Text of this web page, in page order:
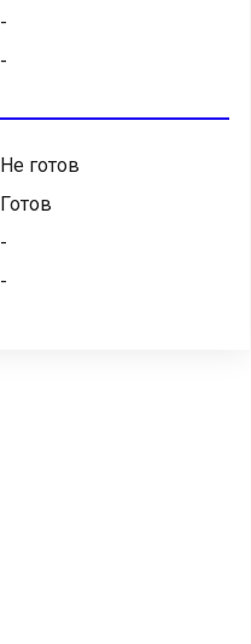
-
-
Не готов
Готов
-
-